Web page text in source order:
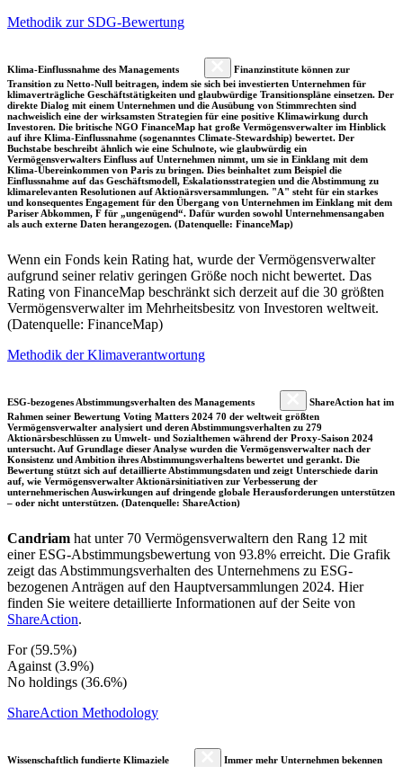
Methodik zur SDG-Bewertung
Klima-Einflussnahme des Managements
Finanzinstitute können zur
Transition zu Netto-Null beitragen, indem sie sich bei investierten Unternehmen für
klimaverträgliche Geschäftstätigkeiten und glaubwürdige Transitionspläne einsetzen. Der
direkte Dialog mit einem Unternehmen und die Ausübung von Stimmrechten sind
nachweislich eine der wirksamsten Strategien für eine positive Klimawirkung durch
Investoren. Die britische NGO FinanceMap hat große Vermögensverwalter im Hinblick
auf ihre Klima-Einflussnahme (sogenanntes Climate-Stewardship) bewertet. Der
Buchstabe beschreibt ähnlich wie eine Schulnote, wie glaubwürdig ein
Vermögensverwalters Einfluss auf Unternehmen nimmt, um sie in Einklang mit dem
Klima-Übereinkommen von Paris zu bringen. Dies beinhaltet zum Beispiel die
Einflussnahme auf das Geschäftsmodell, Eskalationsstrategien und die Abstimmung zu
klimarelevanten Resolutionen auf Aktionärsversammlungen. "A" steht für ein starkes
und konsequentes Engagement für den Übergang von Unternehmen im Einklang mit dem
Pariser Abkommen, F für „ungenügend“. Dafür wurden sowohl Unternehmensangaben
als auch externe Daten herangezogen. (Datenquelle: FinanceMap)
Wenn ein Fonds kein Rating hat, wurde der Vermögensverwalter
aufgrund seiner relativ geringen Größe noch nicht bewertet. Das
Rating von FinanceMap beschränkt sich derzeit auf die 30 größten
Vermögensverwalter im Mehrheitsbesitz von Investoren weltweit.
(Datenquelle: FinanceMap)
Methodik der Klimaverantwortung
ESG-bezogenes Abstimmungsverhalten des Managements
ShareAction hat im
Rahmen seiner Bewertung Voting Matters 2024 70 der weltweit größten
Vermögensverwalter analysiert und deren Abstimmungsverhalten zu 279
Aktionärsbeschlüssen zu Umwelt- und Sozialthemen während der Proxy-Saison 2024
untersucht. Auf Grundlage dieser Analyse wurden die Vermögensverwalter nach der
Konsistenz und Ambition ihres Abstimmungsverhaltens bewertet und gerankt. Die
Bewertung stützt sich auf detaillierte Abstimmungsdaten und zeigt Unterschiede darin
auf, wie Vermögensverwalter Aktionärsinitiativen zur Verbesserung der
unternehmerischen Auswirkungen auf dringende globale Herausforderungen unterstützen
– oder nicht unterstützen. (Datenquelle: ShareAction)
Candriam hat unter 70 Vermögensverwaltern den Rang 12 mit
einer ESG-Abstimmungsbewertung von 93.8% erreicht. Die Grafik
zeigt das Abstimmungsverhalten des Unternehmens zu ESG-
bezogenen Anträgen auf den Hauptversammlungen 2024. Hier
finden Sie weitere detaillierte Informationen auf der Seite von
ShareAction.
For (59.5%)
Against (3.9%)
No holdings (36.6%)
ShareAction Methodology
Wissenschaftlich fundierte Klimaziele
Immer mehr Unternehmen bekennen